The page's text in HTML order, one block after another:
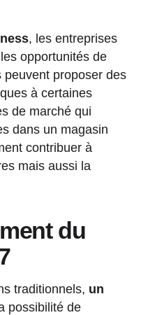
, les entreprises
opportunités de
peuvent proposer des
à certaines
de marché qui
dans un magasin
contribuer à
mais aussi la
du
traditionnels, un
possibilité de